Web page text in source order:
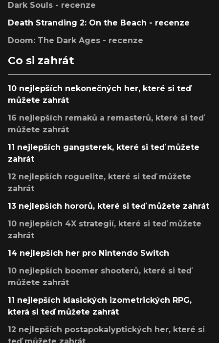
Dark Souls - recenze
Death Stranding 2: On the Beach - recenze
Doom: The Dark Ages - recenze
Co si zahrát
10 nejlepších nekonečných her, které si teď
můžete zahrát
16 nejlepších remaků a remasterů, které si teď
můžete zahrát
11 nejlepších gangsterek, které si teď můžete
zahrát
12 nejlepších roguelite, které si teď můžete
zahrát
13 nejlepších hororů, které si teď můžete zahrát
10 nejlepších 4X strategií, které si teď můžete
zahrát
14 nejlepších her pro Nintendo Switch
10 nejlepších boomer shooterů, které si teď
můžete zahrát
11 nejlepších klasických izometrických RPG,
která si teď můžete zahrát
12 nejlepších postapokalyptických her, které si